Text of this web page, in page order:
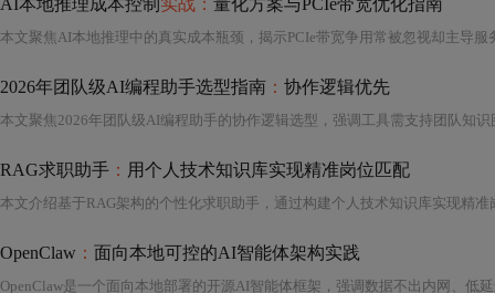
AI本地推理成本控制 实战： 量化方案与PCIe带宽优化指南
2026年团队级AI编程助手选型指南 ： 协作逻辑优先
RAG求职助手 ： 用个人技术知识库实现精准岗位匹配
OpenClaw ： 面向本地可控的AI智能体架构实践